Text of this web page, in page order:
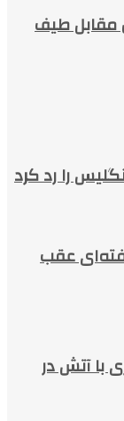
مقابل طیف
را رد کرد
عقب
با آتش در